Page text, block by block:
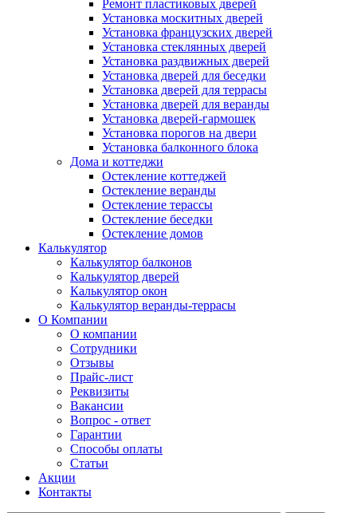
Ремонт пластиковых дверей
Установка москитных дверей
Установка французских дверей
Установка стеклянных дверей
Установка раздвижных дверей
Установка дверей для беседки
Установка дверей для террасы
Установка дверей для веранды
Установка дверей-гармошек
Установка порогов на двери
Установка балконного блока
Дома и коттеджи
Остекление коттеджей
Остекление веранды
Остекление терассы
Остекление беседки
Остекление домов
Калькулятор
Калькулятор балконов
Калькулятор дверей
Калькулятор окон
Калькулятор веранды-террасы
О Компании
О компании
Сотрудники
Отзывы
Прайс-лист
Реквизиты
Вакансии
Вопрос - ответ
Гарантии
Способы оплаты
Статьи
Акции
Контакты